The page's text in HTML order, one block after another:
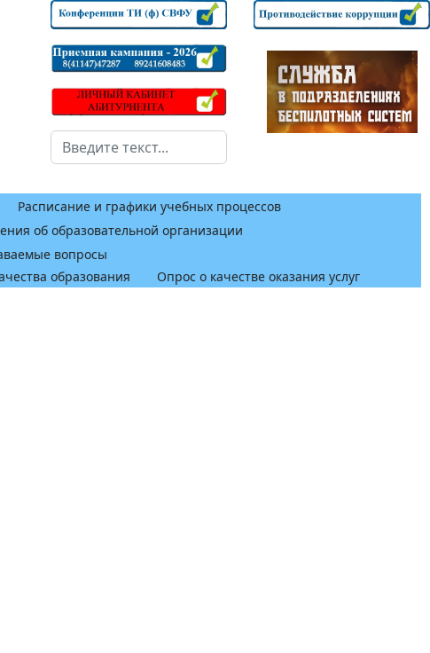
Поиск
Расписание и графики учебных процессов
об образовательной организации
вопросы
образования Опрос о качестве оказания услуг